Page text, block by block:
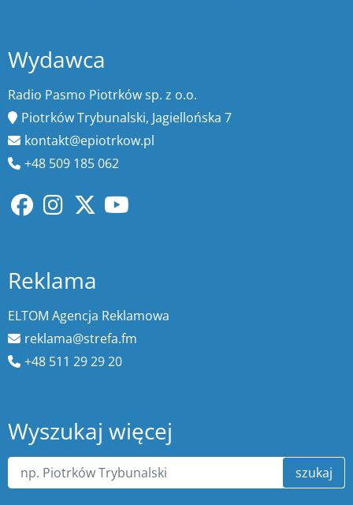
Wydawca
Radio Pasmo Piotrków sp. z o.o.
Piotrków Trybunalski, Jagiellońska 7
kontakt@epiotrkow.pl
+48 509 185 062
Reklama
ELTOM Agencja Reklamowa
reklama@strefa.fm
+48 511 29 29 20
Wyszukaj więcej
szukaj